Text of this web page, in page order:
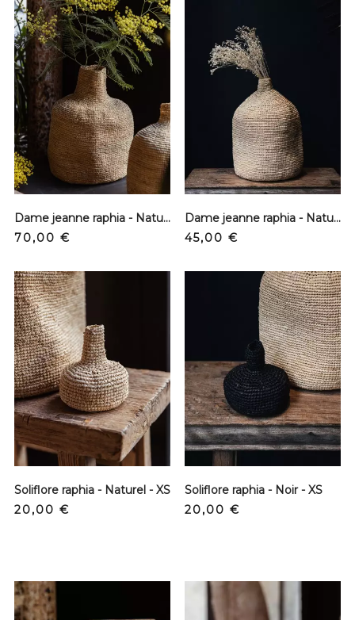
Dame jeanne raphia - Naturel - XL
Prix
70,00 €
Dame jeanne raphia - Naturel - L
Prix
45,00 €
Soliflore raphia - Naturel - XS
Prix
20,00 €
Soliflore raphia - Noir - XS
Prix
20,00 €